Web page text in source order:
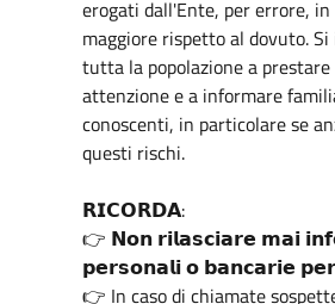
erogati dall'Ente, per errore,
maggiore rispetto al dovuto.
tutta la popolazione a prestare
attenzione e a informare
conoscenti, in particolare se
questi rischi.
𝗥𝗜𝗖𝗢𝗥𝗗𝗔:
👉 𝗡𝗼𝗻 𝗿𝗶𝗹𝗮𝘀𝗰𝗶𝗮𝗿𝗲 𝗺𝗮𝗶
𝗽𝗲𝗿𝘀𝗼𝗻𝗮𝗹𝗶 𝗼 𝗯𝗮𝗻𝗰𝗮𝗿𝗶𝗲
👉 In caso di chiamate